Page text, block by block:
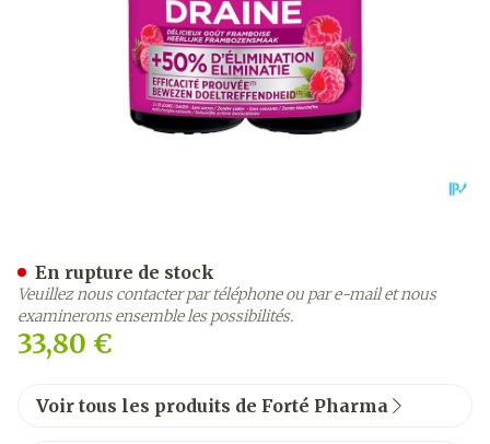
33,80 €
En rupture de stock
Veuillez nous contacter par téléphone ou par e-mail et nous
examinerons ensemble les possibilités.
Voir tous les produits de Forté Pharma